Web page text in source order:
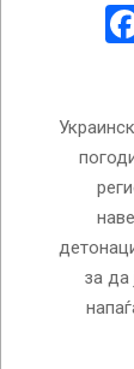
за да